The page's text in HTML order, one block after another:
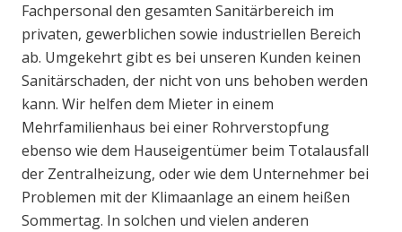
Fachpersonal den gesamten Sanitärbereich im
privaten, gewerblichen sowie industriellen Bereich
ab. Umgekehrt gibt es bei unseren Kunden keinen
Sanitärschaden, der nicht von uns behoben werden
kann. Wir helfen dem Mieter in einem
Mehrfamilienhaus bei einer Rohrverstopfung
ebenso wie dem Hauseigentümer beim Totalausfall
der Zentralheizung, oder wie dem Unternehmer bei
Problemen mit der Klimaanlage an einem heißen
Sommertag. In solchen und vielen anderen